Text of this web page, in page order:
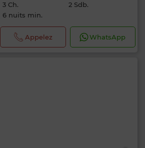
3 Ch.
2 Sdb.
6 nuits min.
Appelez WhatsApp